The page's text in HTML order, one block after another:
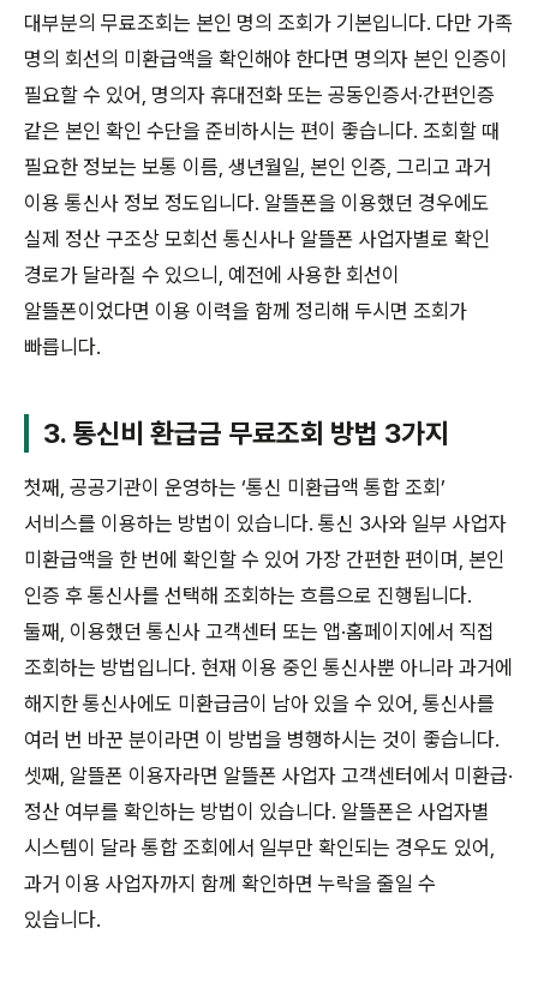
대부분의 무료조회는 본인 명의 조회가 기본입니다. 다만 가족
명의 회선의 미환급액을 확인해야 한다면 명의자 본인 인증이
필요할 수 있어, 명의자 휴대전화 또는 공동인증서·간편인증
같은 본인 확인 수단을 준비하시는 편이 좋습니다. 조회할 때
필요한 정보는 보통 이름, 생년월일, 본인 인증, 그리고 과거
이용 통신사 정보 정도입니다. 알뜰폰을 이용했던 경우에도
실제 정산 구조상 모회선 통신사나 알뜰폰 사업자별로 확인
경로가 달라질 수 있으니, 예전에 사용한 회선이
알뜰폰이었다면 이용 이력을 함께 정리해 두시면 조회가
빠릅니다.
3. 통신비 환급금 무료조회 방법 3가지
첫째, 공공기관이 운영하는 ‘통신 미환급액 통합 조회’
서비스를 이용하는 방법이 있습니다. 통신 3사와 일부 사업자
미환급액을 한 번에 확인할 수 있어 가장 간편한 편이며, 본인
인증 후 통신사를 선택해 조회하는 흐름으로 진행됩니다.
둘째, 이용했던 통신사 고객센터 또는 앱·홈페이지에서 직접
조회하는 방법입니다. 현재 이용 중인 통신사뿐 아니라 과거에
해지한 통신사에도 미환급금이 남아 있을 수 있어, 통신사를
여러 번 바꾼 분이라면 이 방법을 병행하시는 것이 좋습니다.
셋째, 알뜰폰 이용자라면 알뜰폰 사업자 고객센터에서 미환급·
정산 여부를 확인하는 방법이 있습니다. 알뜰폰은 사업자별
시스템이 달라 통합 조회에서 일부만 확인되는 경우도 있어,
과거 이용 사업자까지 함께 확인하면 누락을 줄일 수
있습니다.